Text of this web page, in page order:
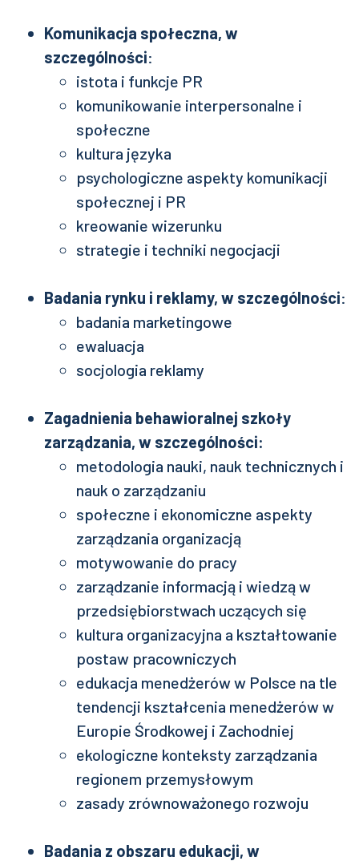
Komunikacja społeczna, w
szczególności:
istota i funkcje PR
komunikowanie interpersonalne i
społeczne
kultura języka
psychologiczne aspekty komunikacji
społecznej i PR
kreowanie wizerunku
strategie i techniki negocjacji
Badania rynku i reklamy, w szczególności:
badania marketingowe
ewaluacja
socjologia reklamy
Zagadnienia behawioralnej szkoły
zarządzania, w szczególności:
metodologia nauki, nauk technicznych i
nauk o zarządzaniu
społeczne i ekonomiczne aspekty
zarządzania organizacją
motywowanie do pracy
zarządzanie informacją i wiedzą w
przedsiębiorstwach uczących się
kultura organizacyjna a kształtowanie
postaw pracowniczych
edukacja menedżerów w Polsce na tle
tendencji kształcenia menedżerów w
Europie Środkowej i Zachodniej
ekologiczne konteksty zarządzania
regionem przemysłowym
zasady zrównoważonego rozwoju
Badania z obszaru edukacji, w